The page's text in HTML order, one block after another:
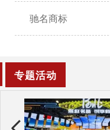
驰名商标
专题活动